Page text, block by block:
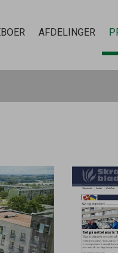
AFDELINGER